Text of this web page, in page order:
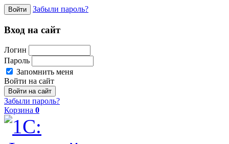
Войти Забыли пароль?
Вход на сайт
Логин
Пароль
Запомнить меня
Войти на сайт
Забыли пароль?
Корзина 0